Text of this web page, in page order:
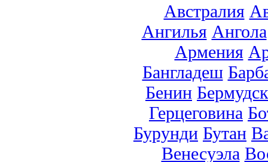
Австралия
Ангилья Ангола
Армения
Бангладеш
Бенин
Герцеговина
Бурунди Бутан
Венесуэла